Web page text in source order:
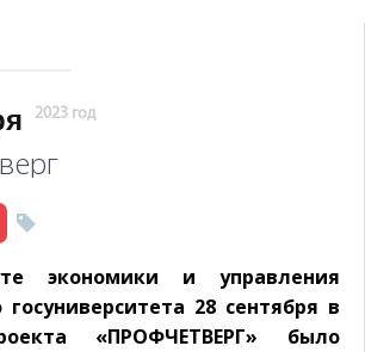
2023 год
экономики и управления
госуниверситета 28 сентября в
«ПРОФЧЕТВЕРГ» было